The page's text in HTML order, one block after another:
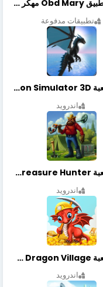
تحميل تطبيق Obd Mary مهكر أخر إصدار
تطبيقات مدفوعة
تحميل لعبة Dragon Simulator 3D مهكرة أخر إصدار
اندرويد
تحميل لعبة Treasure Hunter مهكرة أخر إصدار
اندرويد
تحميل لعبة Dragon Village مهكرة أخر إصدار
اندرويد